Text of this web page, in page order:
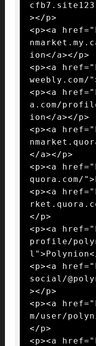
></p>
<p><a
ion</a></p>
<p><a
weebly.com/
<p><a
a.com/
ion</a></p>
<p><a
</a></p>
<p><a
quora.com/
<p><a
</p>
<p><a
profile/
<p><a
social/
></p>
<p><a
m/user/
</p>
<p><a